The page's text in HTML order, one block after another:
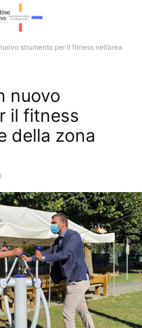
strumento per il fitness nell’area
nuovo
il fitness
della zona